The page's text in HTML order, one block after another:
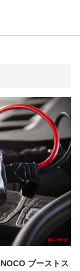
ブーストス